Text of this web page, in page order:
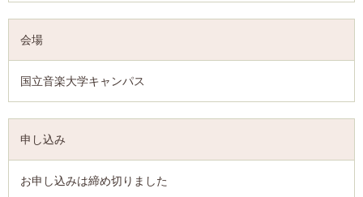
会場
国立音楽大学キャンパス
申し込み
お申し込みは締め切りました